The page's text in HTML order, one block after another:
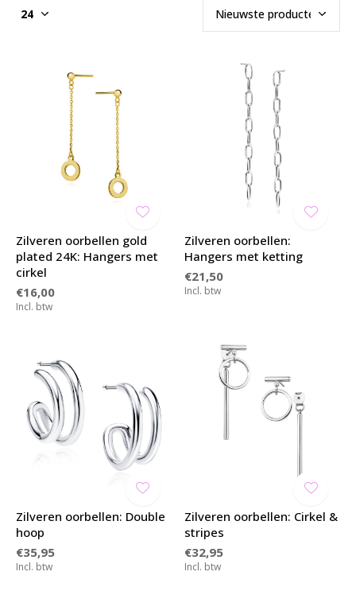
Zilveren oorbellen gold
plated 24K: Hangers met
cirkel
€16,00
Incl. btw
Zilveren oorbellen:
Hangers met ketting
€21,50
Incl. btw
Zilveren oorbellen: Double
hoop
€35,95
Incl. btw
Zilveren oorbellen: Cirkel &
stripes
€32,95
Incl. btw